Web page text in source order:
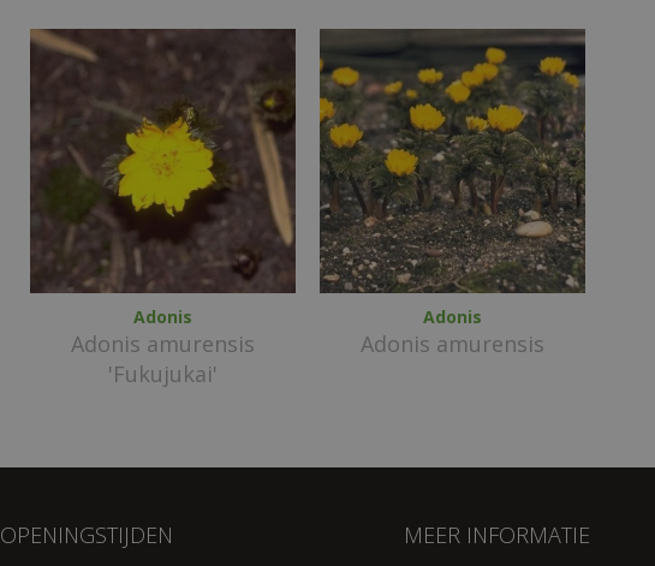
Adonis
Adonis amurensis
'Fukujukai'
Adonis
Adonis amurensis
OPENINGSTIJDEN MEER INFORMATIE